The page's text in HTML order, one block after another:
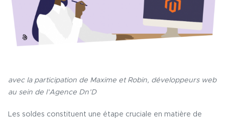
avec la participation de Maxime et Robin, développeurs web
au sein de l’Agence Dn’D
Les soldes constituent une étape cruciale en matière de